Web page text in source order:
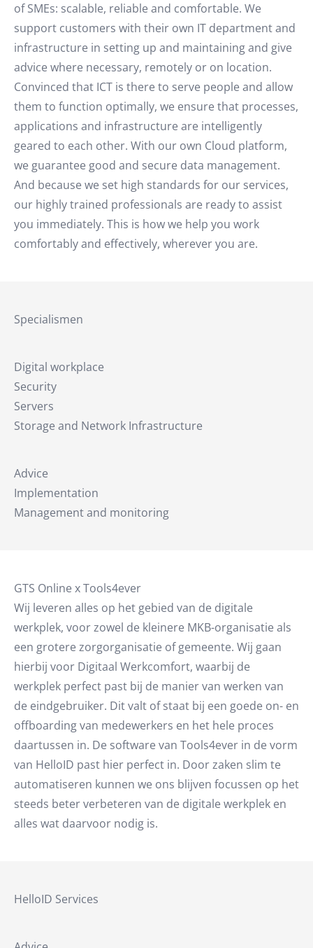
of SMEs: scalable, reliable and comfortable. We
support customers with their own IT department and
infrastructure in setting up and maintaining and give
advice where necessary, remotely or on location.
Convinced that ICT is there to serve people and allow
them to function optimally, we ensure that processes,
applications and infrastructure are intelligently
geared to each other. With our own Cloud platform,
we guarantee good and secure data management.
And because we set high standards for our services,
our highly trained professionals are ready to assist
you immediately. This is how we help you work
comfortably and effectively, wherever you are.
Specialismen
Digital workplace
Security
Servers
Storage and Network Infrastructure
Advice
Implementation
Management and monitoring
GTS Online x Tools4ever
Wij leveren alles op het gebied van de digitale
werkplek, voor zowel de kleinere MKB-organisatie als
een grotere zorgorganisatie of gemeente. Wij gaan
hierbij voor Digitaal Werkcomfort, waarbij de
werkplek perfect past bij de manier van werken van
de eindgebruiker. Dit valt of staat bij een goede on- en
offboarding van medewerkers en het hele proces
daartussen in. De software van Tools4ever in de vorm
van HelloID past hier perfect in. Door zaken slim te
automatiseren kunnen we ons blijven focussen op het
steeds beter verbeteren van de digitale werkplek en
alles wat daarvoor nodig is.
HelloID Services